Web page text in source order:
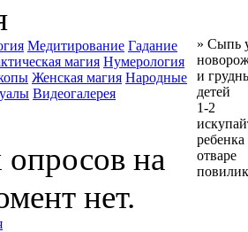
Медитирование Гадание
магия Нумерология
Женская магия Народные
Видеогалерея
на
нет.
» Сыпь
и
детей
1-2
отваре